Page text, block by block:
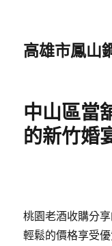
高雄市鳳山
中山區當
的新竹婚
桃園老酒收購分
輕鬆的價格享受